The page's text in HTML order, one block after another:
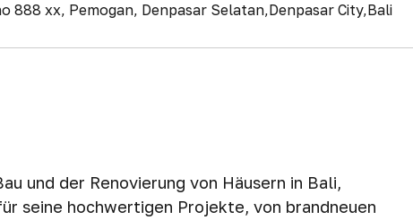
888 xx, Pemogan, Denpasar Selatan,Denpasar City,Bali
und der Renovierung von Häusern in Bali,
seine hochwertigen Projekte, von brandneuen